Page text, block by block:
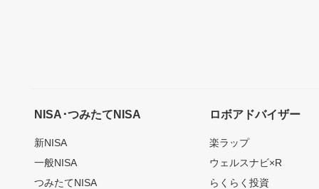
NISA･つみたてNISA
新NISA
一般NISA
つみたてNISA
ロボアドバイザー
楽ラップ
ウェルスナビ×R
らくらく投資